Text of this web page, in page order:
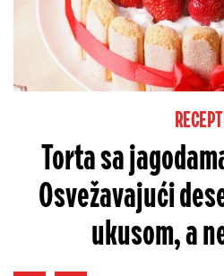
Torta sa
Osvežavajući
ukusom, a